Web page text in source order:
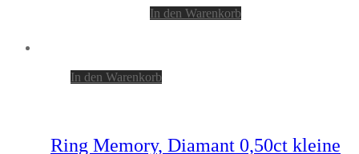
In den Warenkorb
In den Warenkorb
Ring Memory, Diamant 0,50ct kleine